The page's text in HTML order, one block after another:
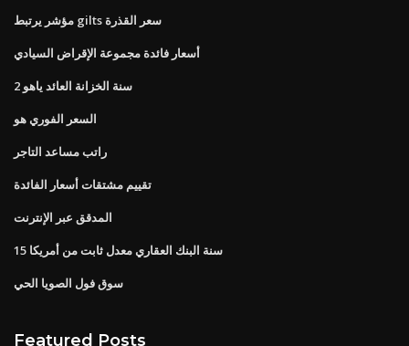
مؤشر يرتبط gilts سعر القذرة
أسعار فائدة مجموعة الإقراض السيادي
2 سنة الخزانة العائد ياهو
السعر الفوري هو
راتب مساعد التاجر
تقييم مشتقات أسعار الفائدة
المدقق عبر الإنترنت
15 سنة البنك العقاري معدل ثابت من أمريكا
سوق فول الصويا الحي
Featured Posts